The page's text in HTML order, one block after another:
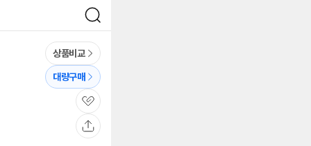
검
색
상품비교
대량구매
관
심